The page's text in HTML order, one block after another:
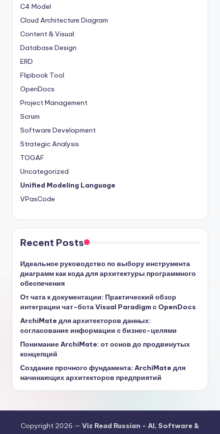
C4 Model
Cloud Architecture Diagram
Content & Visual
Database Design
ERD
Flipbook Tool
OpenDocs
Project Management
Scrum
Software Development
Strategic Analysis
TOGAF
Uncategorized
Unified Modeling Language
VPasCode
Recent Posts
Идеальное руководство по выбору инструмента
диаграмм как кода для архитектуры программного
обеспечения
От чата к документации: Практический обзор
интеграции чат-бота Visual Paradigm с OpenDocs
ArchiMate для архитекторов данных:
согласование информации с бизнес-целями
Понимание ArchiMate: от основ до продвинутых
концепций
Создание прочного фундамента: ArchiMate для
начинающих архитекторов предприятий
Copyright 2026 — Viz Read Russian - AI, Software &